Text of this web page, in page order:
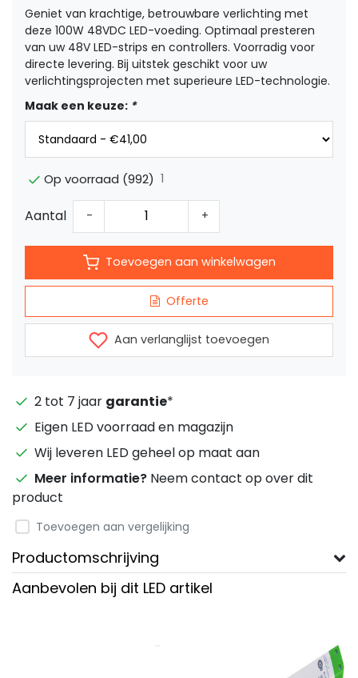
Geniet van krachtige, betrouwbare verlichting met
deze 100W 48VDC LED-voeding. Optimaal presteren
van uw 48V LED-strips en controllers. Voorradig voor
directe levering. Bij uitstek geschikt voor uw
verlichtingsprojecten met superieure LED-technologie.
Maak een keuze: *
Op voorraad (992) 1
Aantal - +
Toevoegen aan winkelwagen
Offerte
Aan verlanglijst toevoegen
2 tot 7 jaar garantie*
Eigen LED voorraad en magazijn
Wij leveren LED geheel op maat aan
Meer informatie? Neem contact op over dit
product
Toevoegen aan vergelijking
Productomschrijving
Aanbevolen bij dit LED artikel